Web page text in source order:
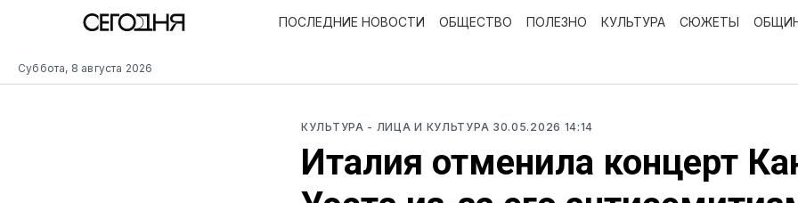
Суббота, 8 августа 2026
ПОСЛЕДНИЕ НОВОСТИ ОБЩЕСТВО ПОЛЕЗНО КУЛЬТУРА СЮЖЕТЫ
КУЛЬТУРА - ЛИЦА И КУЛЬТУРА 30.05.2026 14:14
Италия отменила концерт